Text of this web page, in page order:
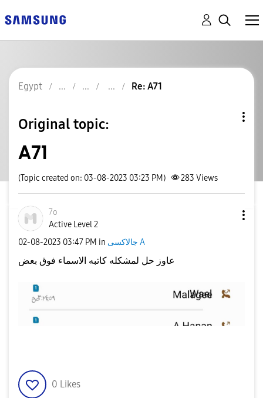
Egypt Re: A71
Original topic:
A71
(Topic created on: 03-08-2023 03:23 PM) 283 Views
7o
Active Level 2
‎02-08-2023 03:47 PM in جالاكسى A
عاوز حل لمشكله كاتبه الاسماء فوق بعض
0 Likes